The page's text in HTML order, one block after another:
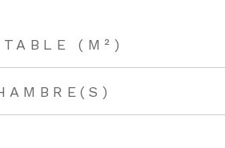
(M²)